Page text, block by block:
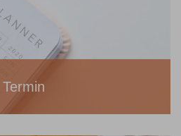
Termin